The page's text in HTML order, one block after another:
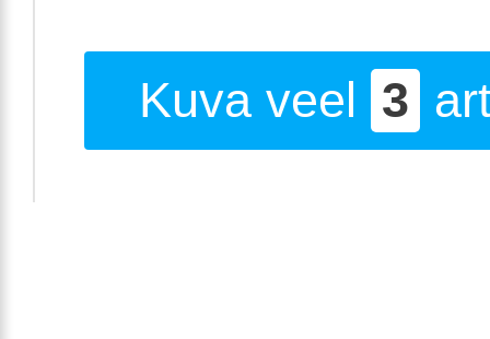
Kuva veel 3